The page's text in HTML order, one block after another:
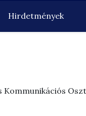
Hirdetmények